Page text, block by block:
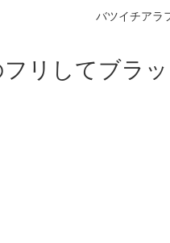
バツイチアラ
フリしてブラ